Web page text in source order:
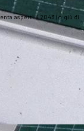
aspetti il 2043 (o giù di